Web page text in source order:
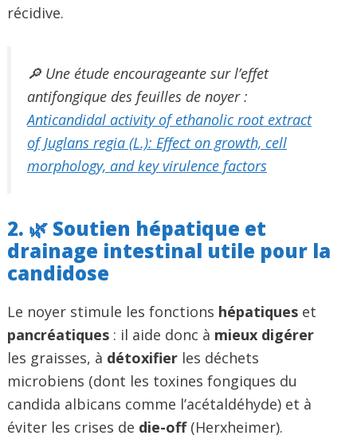
récidive.
🔎 Une étude encourageante sur l’effet
antifongique des feuilles de noyer :
Anticandidal activity of ethanolic root extract
of Juglans regia (L.): Effect on growth, cell
morphology, and key virulence factors
2. 🌿 Soutien hépatique et
drainage intestinal utile pour la
candidose
Le noyer stimule les fonctions hépatiques et
pancréatiques : il aide donc à mieux digérer
les graisses, à détoxifier les déchets
microbiens (dont les toxines fongiques du
candida albicans comme l’acétaldéhyde) et à
éviter les crises de die-off(Herxheimer).